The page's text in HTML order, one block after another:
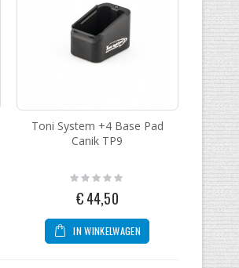
Toni System +4 Base Pad
Canik TP9
Rating:
0%
€ 44,50
IN WINKELWAGEN